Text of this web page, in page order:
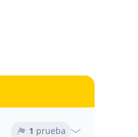
1 prueba